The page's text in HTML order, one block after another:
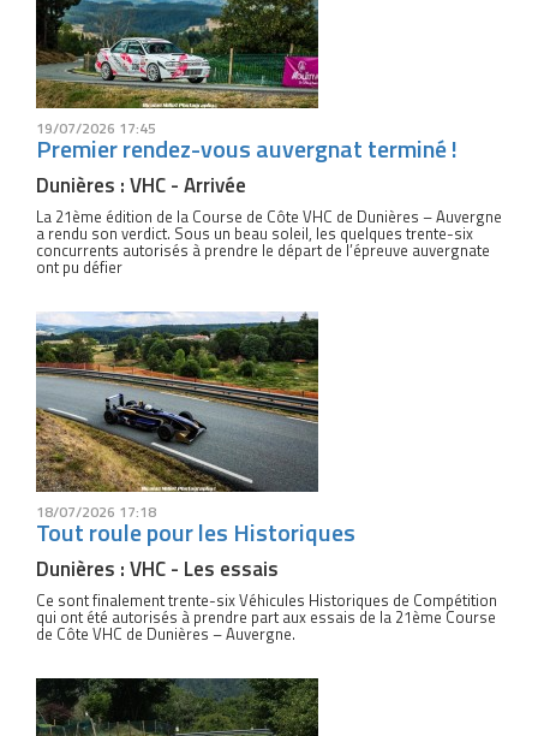
19/07/2026 17:45
Premier rendez-vous auvergnat terminé !
Dunières : VHC - Arrivée
La 21ème édition de la Course de Côte VHC de Dunières – Auvergne
a rendu son verdict. Sous un beau soleil, les quelques trente-six
concurrents autorisés à prendre le départ de l’épreuve auvergnate
ont pu défier
18/07/2026 17:18
Tout roule pour les Historiques
Dunières : VHC - Les essais
Ce sont finalement trente-six Véhicules Historiques de Compétition
qui ont été autorisés à prendre part aux essais de la 21ème Course
de Côte VHC de Dunières – Auvergne.